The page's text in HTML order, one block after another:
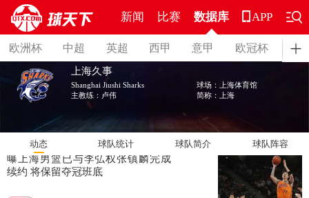
新闻 比赛 数据库
欧洲杯 中超 英超 西甲 意甲 欧冠杯 德
APP
上海
上海久事
Shanghai Jiushi Sharks
球场：上海体育馆
主教练：卢伟
简称：上海
动态 球队统计 球队简介 球队阵容
曝上海男篮已与李弘权张镇麟完成
续约 将保留夺冠班底